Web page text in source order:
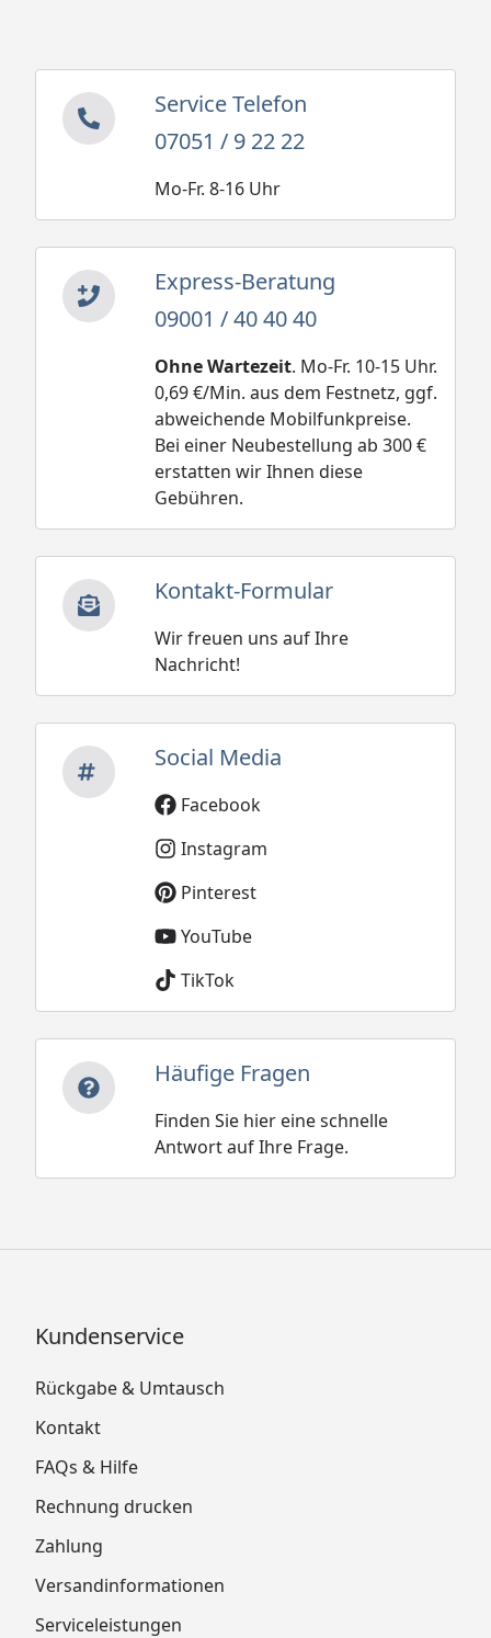
Service Telefon
07051 / 9 22 22
Mo-Fr. 8-16 Uhr
Express-Beratung
09001 / 40 40 40
Ohne Wartezeit. Mo-Fr. 10-15 Uhr.
0,69 €/Min. aus dem Festnetz, ggf.
abweichende Mobilfunkpreise.
Bei einer Neubestellung ab 300 €
erstatten wir Ihnen diese
Gebühren.
Kontakt-Formular
Wir freuen uns auf Ihre
Nachricht!
Social Media
Facebook
Instagram
Pinterest
YouTube
TikTok
Häufige Fragen
Finden Sie hier eine schnelle
Antwort auf Ihre Frage.
Kundenservice
Rückgabe & Umtausch
Kontakt
FAQs & Hilfe
Rechnung drucken
Zahlung
Versandinformationen
Serviceleistungen